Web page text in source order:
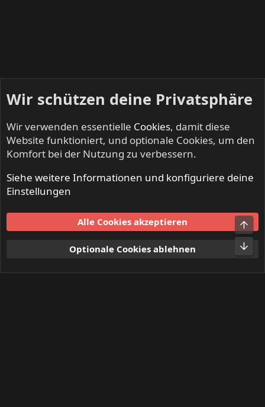
INFERNO - Death Metal & Black Metal
Nutzungsbedingungen
Datenschutz
S
Wir schützen deine Privatsphäre
Wir verwenden essentielle Cookies, damit diese
Website funktioniert, und optionale Cookies, um den
Komfort bei der Nutzung zu verbessern.
Siehe weitere Informationen und konfiguriere deine
Einstellungen
Alle Cookies akzeptieren
Optionale Cookies ablehnen